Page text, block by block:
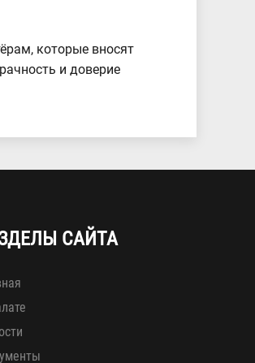
которые вносят
и доверие
САЙТА